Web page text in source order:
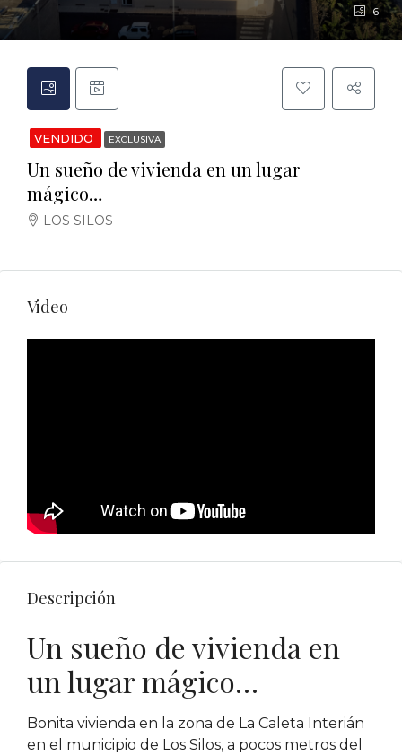
6
VENDIDO EXCLUSIVA
Un sueño de vivienda en un lugar
mágico…
LOS SILOS
Video
Descripción
Un sueño de vivienda en
un lugar mágico…
Bonita vivienda en la zona de La Caleta Interián
en el municipio de Los Silos, a pocos metros del